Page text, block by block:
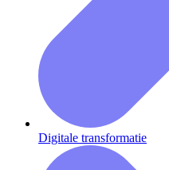
Digitale transformatie